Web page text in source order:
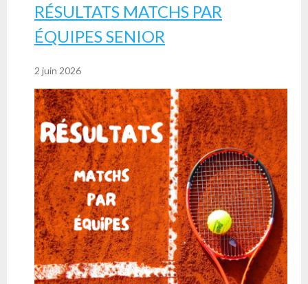
RÉSULTATS MATCHS PAR
ÉQUIPES SENIOR
2 juin 2026